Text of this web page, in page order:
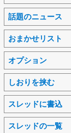
話題のニュース
おまかせリスト
オプション
しおりを挟む
スレッドに書込
スレッドの一覧